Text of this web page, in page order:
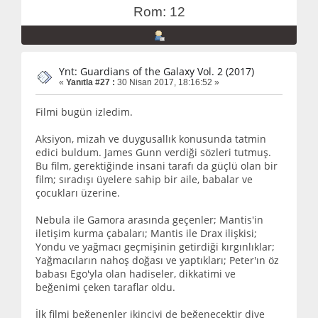
Rom: 12
Ynt: Guardians of the Galaxy Vol. 2 (2017)
« Yanıtla #27 : 30 Nisan 2017, 18:16:52 »
Filmi bugün izledim.
Aksiyon, mizah ve duygusallık konusunda tatmin
edici buldum. James Gunn verdiği sözleri tutmuş.
Bu film, gerektiğinde insani tarafı da güçlü olan bir
film; sıradışı üyelere sahip bir aile, babalar ve
çocukları üzerine.
Nebula ile Gamora arasında geçenler; Mantis'in
iletişim kurma çabaları; Mantis ile Drax ilişkisi;
Yondu ve yağmacı geçmişinin getirdiği kırgınlıklar;
Yağmacıların nahoş doğası ve yaptıkları; Peter'ın öz
babası Ego'yla olan hadiseler, dikkatimi ve
beğenimi çeken taraflar oldu.
İlk filmi beğenenler ikinciyi de beğenecektir diye